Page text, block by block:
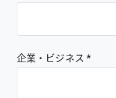
企業・ビジネス